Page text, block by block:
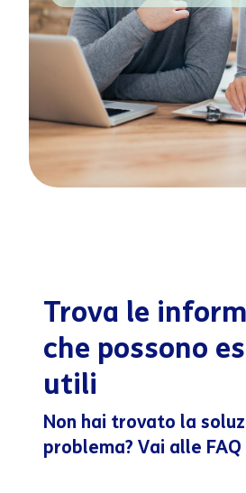
Trova le
che possono
utili
Non hai trovato la
problema? Vai alle FAQ